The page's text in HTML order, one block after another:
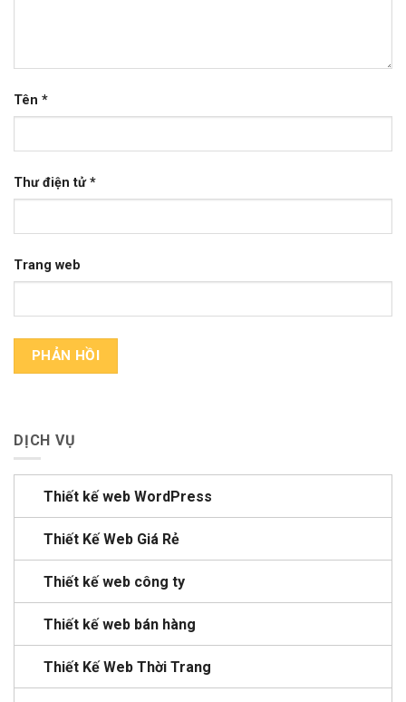
Tên *
Thư điện tử*
Trang web
DỊCH VỤ
Thiết kế web WordPress
Thiết Kế Web Giá Rẻ
Thiết kế web công ty
Thiết kế web bán hàng
Thiết Kế Web Thời Trang